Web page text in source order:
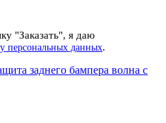
"Заказать", я даю
персональных данных.
заднего бампера волна с